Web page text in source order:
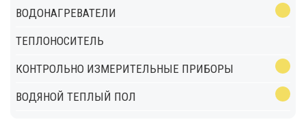
ВОДОНАГРЕВАТЕЛИ
ТЕПЛОНОСИТЕЛЬ
КОНТРОЛЬНО ИЗМЕРИТЕЛЬНЫЕ ПРИБОРЫ
ВОДЯНОЙ ТЕПЛЫЙ ПОЛ